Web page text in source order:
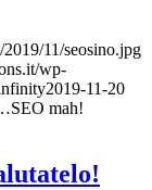
11/seosino.jpg
wp-
2019-11-20
mah!